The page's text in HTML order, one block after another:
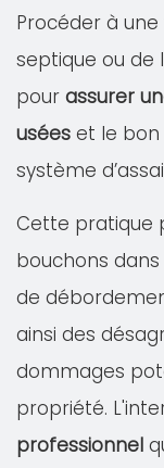
Procéder à
septique ou de
pour assurer
usées et le
système
Cette pratique
bouchons
de
ainsi des
dommages
propriété.
professionnel